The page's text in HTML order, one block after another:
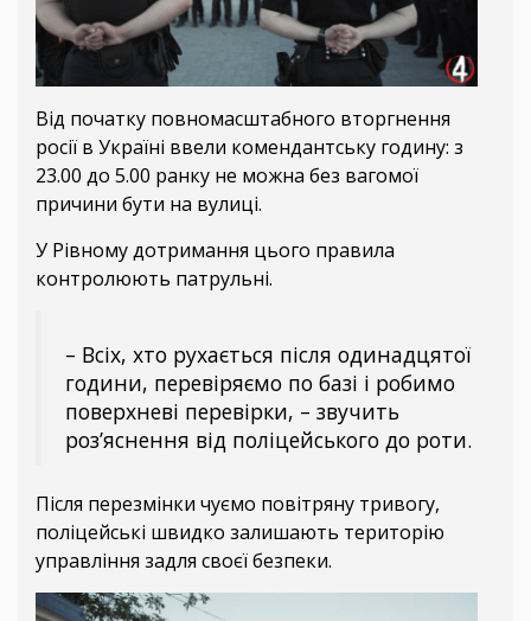
Від початку повномасштабного вторгнення
росії в Україні ввели комендантську годину: з
23.00 до 5.00 ранку не можна без вагомої
причини бути на вулиці.
У Рівному дотримання цього правила
контролюють патрульні.
– Всіх, хто рухається після одинадцятої
години, перевіряємо по базі і робимо
поверхневі перевірки, – звучить
роз’яснення від поліцейського до роти.
Після перезмінки чуємо повітряну тривогу,
поліцейські швидко залишають територію
управління задля своєї безпеки.